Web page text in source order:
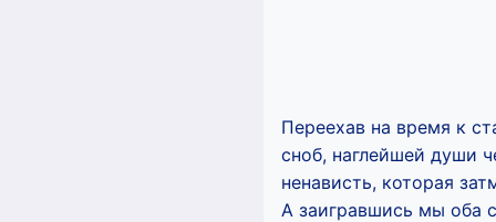
Переехав на время к
сноб, наглейшей души
ненависть, которая
А заигравшись мы оба